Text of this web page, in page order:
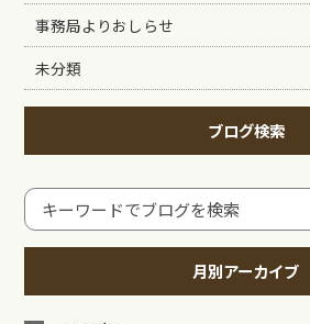
事務局よりおしらせ
未分類
ブログ検索
月別アーカイブ